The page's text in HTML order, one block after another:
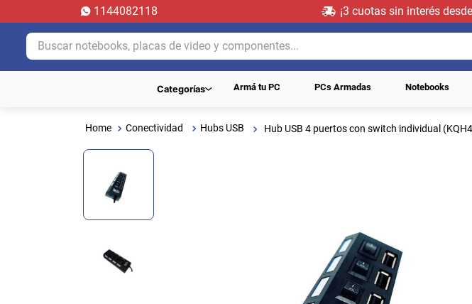
1144082118 ¡3 cuotas sin interés
Buscar notebooks, placas de video y componentes...
Categorías Armá tu PC PCs Armadas Notebooks
Conectividad Hubs USB Hub USB 4 puertos con switch individual